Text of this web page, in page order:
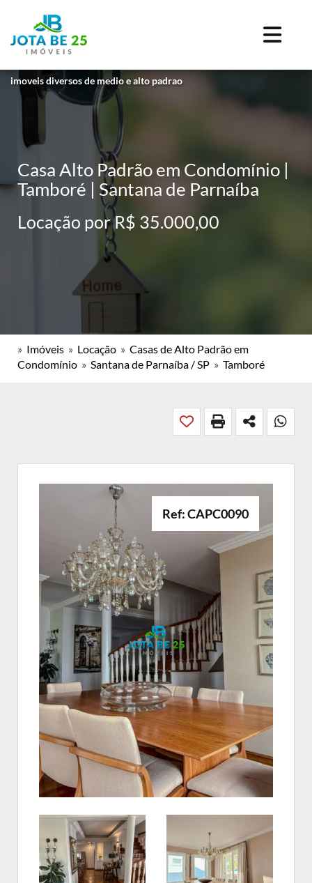
imoveis diversos de medio e alto padrao
Casa Alto Padrão em Condomínio |
Tamboré | Santana de Parnaíba
Locação por R$ 35.000,00
» Imóveis » Locação » Casas de Alto Padrão em
Condomínio » Santana de Parnaíba / SP » Tamboré
Ref: CAPC0090